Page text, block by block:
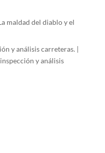
maldad del diablo y el
y análisis carreteras. |
y análisis